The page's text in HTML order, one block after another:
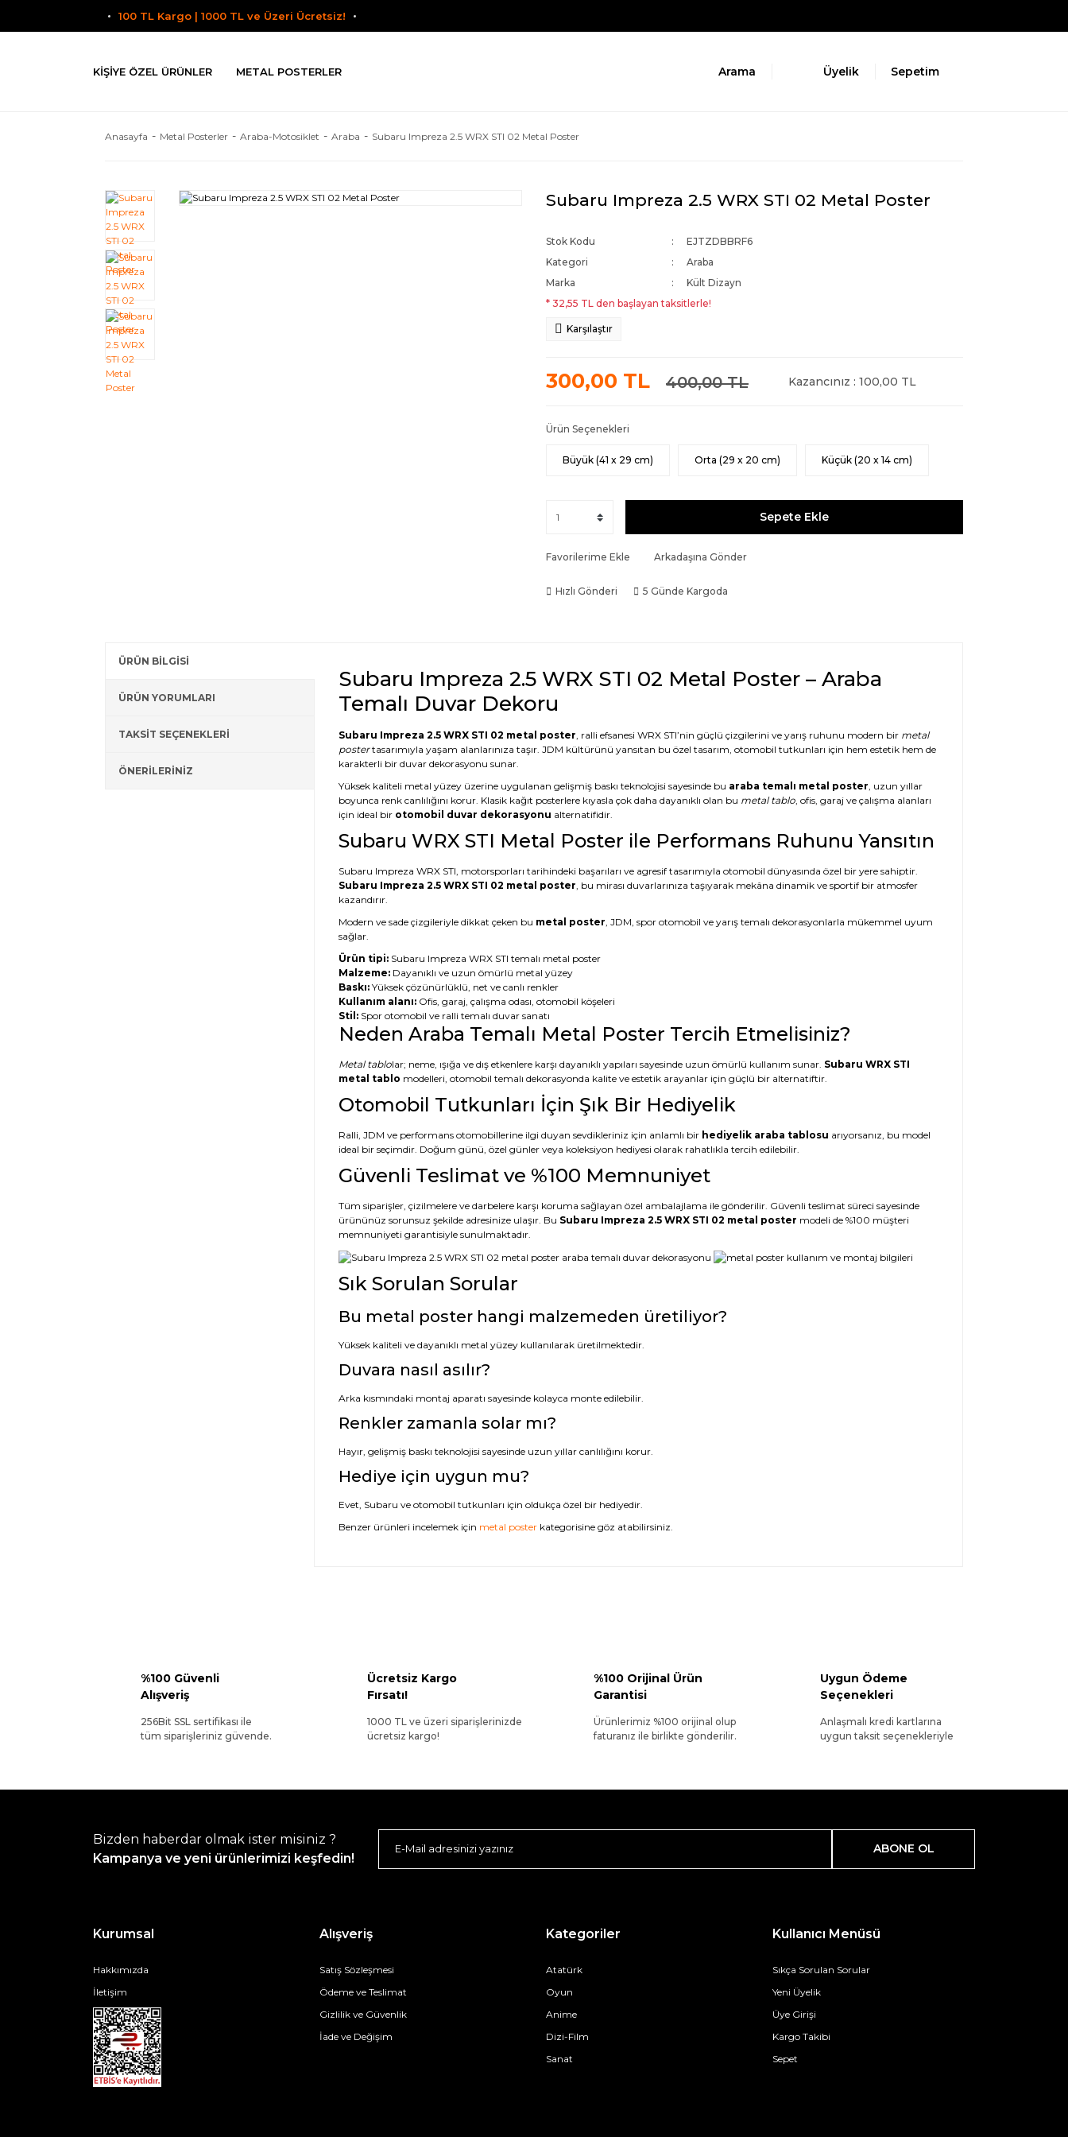
100 TL Kargo | 1000 TL ve Üzeri Ücretsiz!
KIŞIYE ÖZEL ÜRÜNLER METAL POSTERLER Arama Üyelik Sepetim
Anasayfa Metal Posterler Araba-Motosiklet Araba Subaru Impreza 2.5 WRX STI 02 Metal Poster
Subaru Impreza 2.5 WRX STI 02 Metal Poster
Stok Kodu
EJTZDBBRF6
Kategori
Araba
Marka
Kült Dizayn
* 32,55 TL den başlayan taksitlerle!
Karşılaştır
300,00 TL 400,00 TL Kazancınız : 100,00 TL
Ürün Seçenekleri
Büyük (41 x 29 cm) Orta (29 x 20 cm) Küçük (20 x 14 cm)
Sepete Ekle
Favorilerime Ekle Arkadaşına Gönder
Hızlı Gönderi 5 Günde Kargoda
ÜRÜN BİLGİSİ
ÜRÜN YORUMLARI
TAKSİT SEÇENEKLERİ
ÖNERİLERİNİZ
Subaru Impreza 2.5 WRX STI 02 Metal Poster – Araba
Temalı Duvar Dekoru
Subaru Impreza 2.5 WRX STI 02 metal poster, ralli efsanesi WRX STI’nin güçlü çizgilerini ve yarış ruhunu modern bir metal
postertasarımıyla yaşam alanlarınıza taşır. JDM kültürünü yansıtan bu özel tasarım, otomobil tutkunları için hem estetik hem de
karakterli bir duvar dekorasyonu sunar.
Yüksek kaliteli metal yüzey üzerine uygulanan gelişmiş baskı teknolojisi sayesinde bu araba temalı metal poster, uzun yıllar
boyunca renk canlılığını korur. Klasik kağıt posterlere kıyasla çok daha dayanıklı olan bu metal tablo, ofis, garaj ve çalışma alanları
için ideal bir otomobil duvar dekorasyonu alternatifidir.
Subaru WRX STI Metal Poster ile Performans Ruhunu Yansıtın
Subaru Impreza WRX STI, motorsporları tarihindeki başarıları ve agresif tasarımıyla otomobil dünyasında özel bir yere sahiptir.
Subaru Impreza 2.5 WRX STI 02 metal poster, bu mirası duvarlarınıza taşıyarak mekâna dinamik ve sportif bir atmosfer
kazandırır.
Modern ve sade çizgileriyle dikkat çeken bu metal poster, JDM, spor otomobil ve yarış temalı dekorasyonlarla mükemmel uyum
sağlar.
Ürün tipi:Subaru Impreza WRX STI temalı metal poster
Malzeme:Dayanıklı ve uzun ömürlü metal yüzey
Baskı:Yüksek çözünürlüklü, net ve canlı renkler
Kullanım alanı:Ofis, garaj, çalışma odası, otomobil köşeleri
Stil:Spor otomobil ve ralli temalı duvar sanatı
Neden Araba Temalı Metal Poster Tercih Etmelisiniz?
Metal tablolar; neme, ışığa ve dış etkenlere karşı dayanıklı yapıları sayesinde uzun ömürlü kullanım sunar. Subaru WRX STI
metal tablo modelleri, otomobil temalı dekorasyonda kalite ve estetik arayanlar için güçlü bir alternatiftir.
Otomobil Tutkunları İçin Şık Bir Hediyelik
Ralli, JDM ve performans otomobillerine ilgi duyan sevdikleriniz için anlamlı bir hediyelik araba tablosu arıyorsanız, bu model
ideal bir seçimdir. Doğum günü, özel günler veya koleksiyon hediyesi olarak rahatlıkla tercih edilebilir.
Güvenli Teslimat ve %100 Memnuniyet
Tüm siparişler, çizilmelere ve darbelere karşı koruma sağlayan özel ambalajlama ile gönderilir. Güvenli teslimat süreci sayesinde
ürününüz sorunsuz şekilde adresinize ulaşır. Bu Subaru Impreza 2.5 WRX STI 02 metal poster modeli de %100 müşteri
memnuniyeti garantisiyle sunulmaktadır.
Sık Sorulan Sorular
Bu metal poster hangi malzemeden üretiliyor?
Yüksek kaliteli ve dayanıklı metal yüzey kullanılarak üretilmektedir.
Duvara nasıl asılır?
Arka kısmındaki montaj aparatı sayesinde kolayca monte edilebilir.
Renkler zamanla solar mı?
Hayır, gelişmiş baskı teknolojisi sayesinde uzun yıllar canlılığını korur.
Hediye için uygun mu?
Evet, Subaru ve otomobil tutkunları için oldukça özel bir hediyedir.
Benzer ürünleri incelemek için metal posterkategorisine göz atabilirsiniz.
%100 Güvenli
Alışveriş
256Bit SSL sertifikası ile
tüm siparişleriniz güvende.
Ücretsiz Kargo
Fırsatı!
1000 TL ve üzeri siparişlerinizde
ücretsiz kargo!
%100 Orijinal Ürün
Garantisi
Ürünlerimiz %100 orijinal olup
faturanız ile birlikte gönderilir.
Uygun Ödeme
Seçenekleri
Anlaşmalı kredi kartlarına
uygun taksit seçenekleriyle
Bizden haberdar olmak ister misiniz ?
Kampanya ve yeni ürünlerimizi keşfedin!
ABONE OL
Kurumsal
Hakkımızda
İletişim
Alışveriş
Satış Sözleşmesi
Ödeme ve Teslimat
Gizlilik ve Güvenlik
İade ve Değişim
Kategoriler
Atatürk
Oyun
Anime
Dizi-Film
Sanat
Kullanıcı Menüsü
Sıkça Sorulan Sorular
Yeni Üyelik
Üye Girişi
Kargo Takibi
Sepet